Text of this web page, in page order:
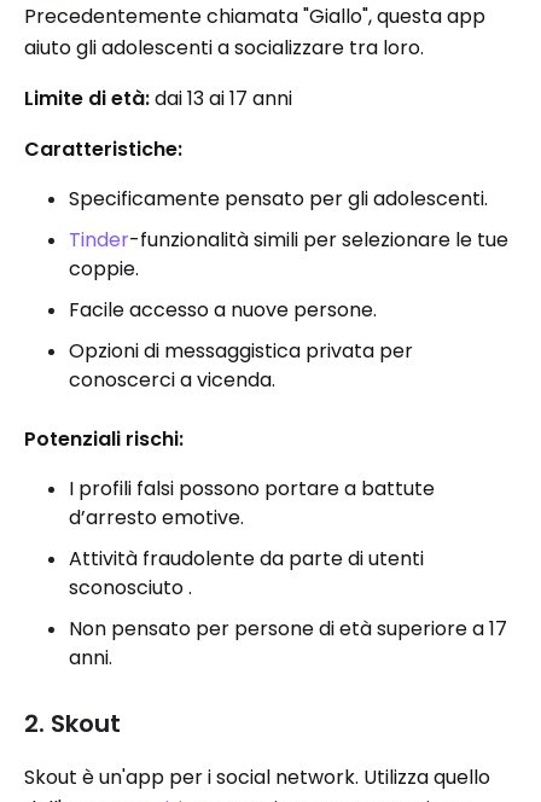
Precedentemente chiamata "Giallo", questa app
aiuto gli adolescenti a socializzare tra loro.
Limite di età:dai 13 ai 17 anni
Caratteristiche:
Specificamente pensato per gli adolescenti.
Tinder-funzionalità simili per selezionare le tue
coppie.
Facile accesso a nuove persone.
Opzioni di messaggistica privata per
conoscerci a vicenda.
Potenziali rischi:
I profili falsi possono portare a battute
d’arresto emotive.
Attività fraudolente da parte di utenti
sconosciuto .
Non pensato per persone di età superiore a 17
anni.
2. Skout
Skout è un'app per i social network. Utilizza quello